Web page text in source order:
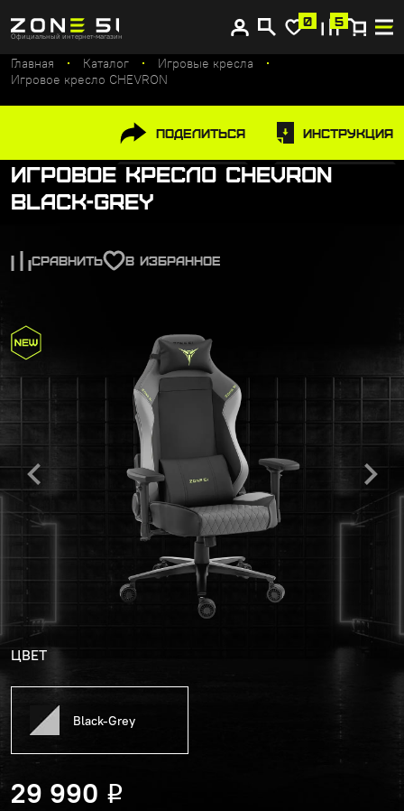
Официальный интернет-магазин
0 5
Купите сейчас, платите потом
Главная Каталог
Игровые кресла
Игровое кресло CHEVRON
Поделиться Инструкция
Игровое кресло CHEVRON
Black-Grey
СРАВНИТЬ В ИЗБРАННОЕ
ЦВЕТ
Black-Grey
29 990 Р